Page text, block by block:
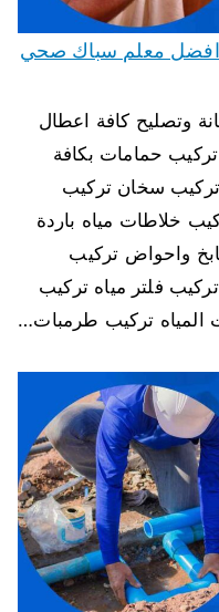
فني صحي صبحان 55850065 افضل معلم سباك صحي
وتصليح كافة اعطال
حمامات بكافة
سخان تركيب
خلاطات مياه باردة
واحواض تركيب
فلتر مياه تركيب
المياه تركيب طرمبات…